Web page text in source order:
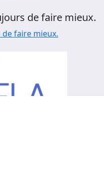
de faire mieux.
faire mieux.